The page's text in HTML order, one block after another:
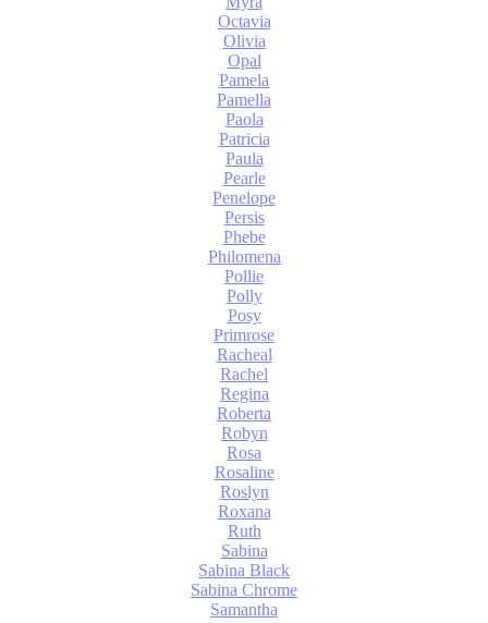
Octavia
Olivia
Opal
Pamela
Pamella
Paola
Patricia
Paula
Pearle
Penelope
Persis
Phebe
Philomena
Pollie
Polly
Posy
Primrose
Racheal
Rachel
Regina
Roberta
Robyn
Rosa
Rosaline
Roslyn
Roxana
Ruth
Sabina
Sabina Black
Sabina Chrome
Samantha